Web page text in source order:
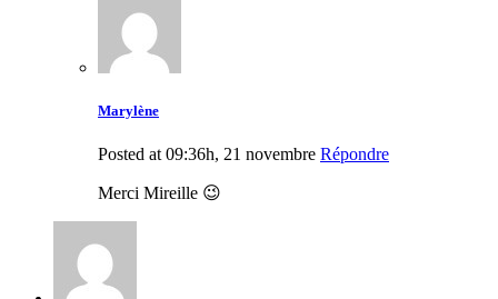
Marylène
Posted at 09:36h, 21 novembre Répondre
Merci Mireille 😉